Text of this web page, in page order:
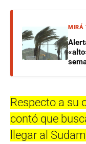
MIRÁ
Respecto a su
contó que
llegar al